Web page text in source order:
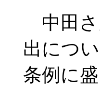
中田さ
出につ
条例に